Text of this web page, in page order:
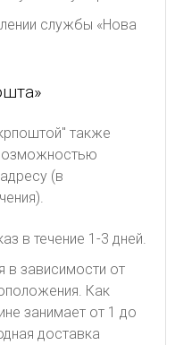
службы «Нова
также
(в
в течение 1-3 дней.
в зависимости от
Как
занимает от 1 до
доставка